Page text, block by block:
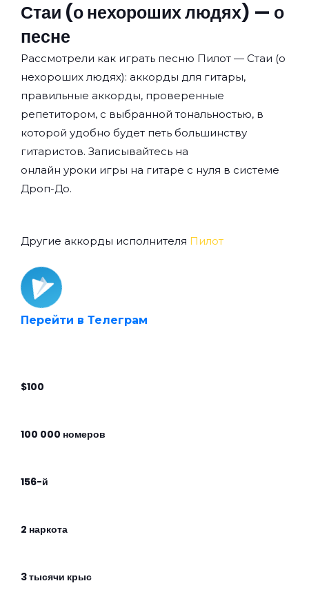
Стаи (о нехороших людях) — о
песне
Рассмотрели как играть песню Пилот — Стаи (о
нехороших людях): аккорды для гитары,
правильные аккорды, проверенные
репетитором, с выбранной тональностью, в
которой удобно будет петь большинству
гитаристов. Записывайтесь на
онлайн уроки игры на гитаре с нуля в системе
Дроп-До.
Другие аккорды исполнителя Пилот
Перейти в Телеграм
$100
100 000 номеров
156-й
2 наркота
3 тысячи крыс